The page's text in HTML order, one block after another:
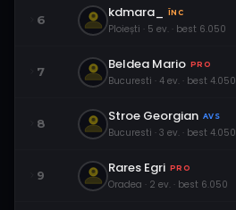
6 kdmara_ ÎNC
Ploiești · 5 ev. · best 6.050
7 Beldea Mario PRO
Bucuresti · 4 ev. · best 4.050
8 Stroe Georgian AVS
Bucuresti · 3 ev. · best 4.050
9 Rares Egri PRO
Oradea · 2 ev. · best 6.050